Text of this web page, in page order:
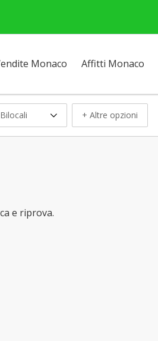
Monaco Affitti Monaco
Bilocali + Altre opzioni
e riprova.